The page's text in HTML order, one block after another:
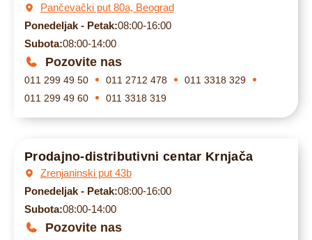
Pančevački put 80a, Beograd
Ponedeljak - Petak:08:00-16:00
Subota:08:00-14:00
Pozovite nas
011 299 49 50 011 2712 478
011 3318 329
011 299 49 60
011 3318 319
Prodajno-distributivni centar Krnjača
Zrenjaninski put 43b
Ponedeljak - Petak:08:00-16:00
Subota:08:00-14:00
Pozovite nas